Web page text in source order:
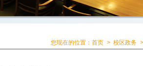
您现在的位置： 首页 > 校区政务 >